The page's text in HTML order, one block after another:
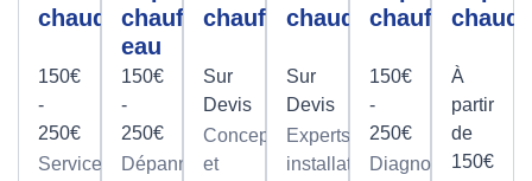
chaudière
150€
-
250€
Service
chauffe-
eau
150€
-
250€
Dépannage
chauffage
Sur
Devis
Conception
et
chaudière
Sur
Devis
Experts en
installation
chauffage
150€
-
250€
Diagnostic
À
partir
de
150€